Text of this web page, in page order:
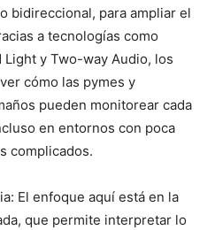
bidireccional, para ampliar el
a tecnologías como
y Two-way Audio, los
cómo las pymes y
pueden monitorear cada
en entornos con poca
complicados.
El enfoque aquí está en la
que permite interpretar lo